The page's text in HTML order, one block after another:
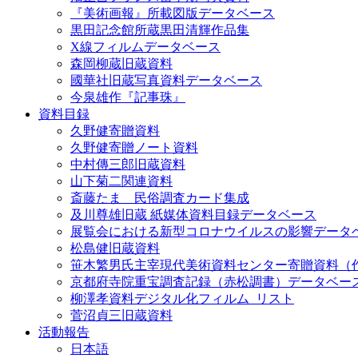
『美術画報』所載図版データベース
黒田記念館所蔵黒田清輝作品集
X線フィルムデータベース
森岡柳蔵旧蔵資料
國華社旧蔵写真資料データベース
今泉雄作『記事珠』
資料目録
久野健寄贈資料
久野健寄贈ノート資料
中村傳三郎旧蔵資料
山下菊二関連資料
斎藤たま 民俗調査カード集成
及川尊雄旧蔵 紙媒体資料目録データベース
展覧会における新型コロナウイルスの影響データ
松島健旧蔵資料
笹木繁男氏主宰現代美術資料センター寄贈資料（
京都府寺院重宝調査記録（赤松調書）データベー
柳澤孝資料デジタル化フィルム_リスト
菅沼貞三旧蔵資料
活動報告
日本語